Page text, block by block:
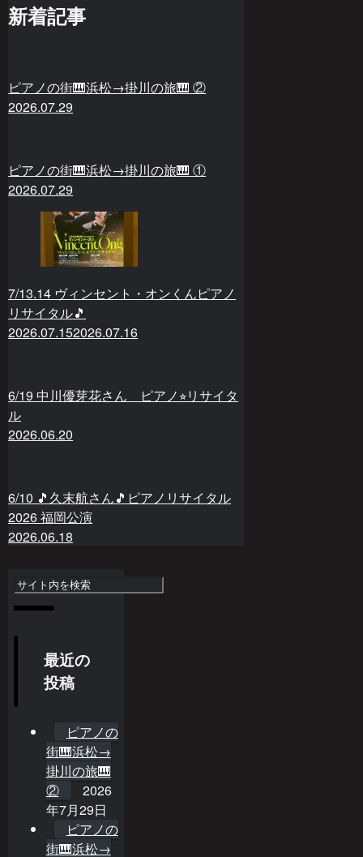
新着記事
ピアノの街🎹浜松→掛川の旅🎹 ②
2026.07.29
ピアノの街🎹浜松→掛川の旅🎹 ①
2026.07.29
7/13.14 ヴィンセント・オンくんピアノ
リサイタル🎵
2026.07.152026.07.16
6/19 中川優芽花さん ピアノ⭐︎リサイタ
ル
2026.06.20
6/10 🎵久末航さん🎵ピアノリサイタル
2026 福岡公演
2026.06.18
最近の
投稿
ピアノの
街🎹浜松→
掛川の旅🎹
②
2026
年7月29日
ピアノの
街🎹浜松→